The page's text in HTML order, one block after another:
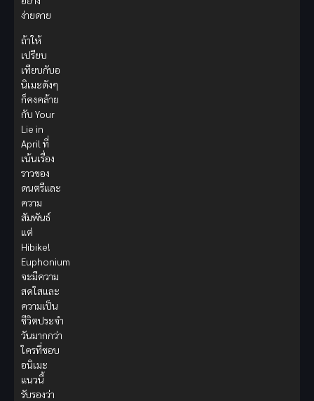
ง่ายดาย
ถ้าให้
เปรียบ
เทียบกับอ
นิเมะดังๆ
ก็คงคล้าย
กับ Your
Lie in
April ที่
เน้นเรื่อง
ราวของ
ดนตรีและ
ความ
สัมพันธ์
แต่
Hibike!
Euphonium
จะมีความ
สดใสและ
ความเป็น
ชีวิตประจำ
วันมากกว่า
ใครที่ชอบ
อนิเมะ
แนวนี้
รับรองว่า